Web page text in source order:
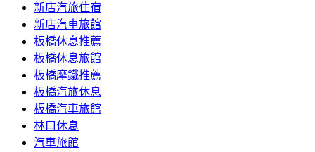
新店汽旅住宿
新店汽車旅館
板橋休息推薦
板橋休息旅館
板橋摩鐵推薦
板橋汽旅休息
板橋汽車旅館
林口休息
汽車旅館